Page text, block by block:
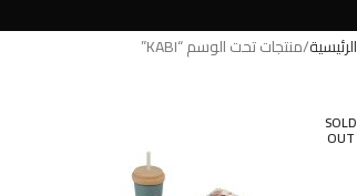
الرئيسية منتجات تحت الوسم “KABI”
SOLD
OUT